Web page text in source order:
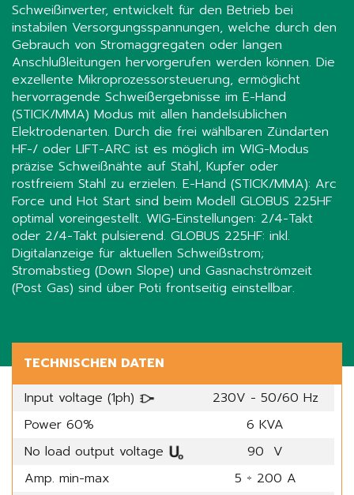
Schweißinverter, entwickelt für den Betrieb bei
instabilen Versorgungsspannungen, welche durch den
Gebrauch von Stromaggregaten oder langen
Anschlußleitungen hervorgerufen werden können. Die
exzellente Mikroprozessorsteuerung, ermöglicht
hervorragende Schweißergebnisse im E-Hand
(STICK/MMA) Modus mit allen handelsüblichen
Elektrodenarten. Durch die frei wählbaren Zündarten
HF-/ oder LIFT-ARC ist es möglich im WIG-Modus
präzise Schweißnähte auf Stahl, Kupfer oder
rostfreiem Stahl zu erzielen. E-Hand (STICK/MMA): Arc
Force und Hot Start sind beim Modell GLOBUS 225HF
optimal voreingestellt. WIG-Einstellungen: 2/4-Takt
oder 2/4-Takt pulsierend. GLOBUS 225HF: inkl.
Digitalanzeige für aktuellen Schweißstrom;
Stromabstieg (Down Slope) und Gasnachströmzeit
(Post Gas) sind über Poti frontseitig einstellbar.
TECHNISCHEN DATEN
Input voltage (1ph)
230V - 50/60 Hz
Power 60%
6 KVA
No load output voltage
90 V
Amp. min-max
5 ÷ 200 A